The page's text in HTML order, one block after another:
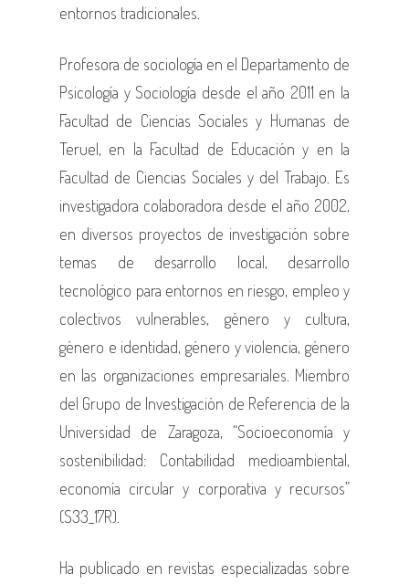
entornos tradicionales.
Profesora de sociología en el Departamento de
Psicología y Sociología desde el año 2011 en la
Facultad de Ciencias Sociales y Humanas de
Teruel, en la Facultad de Educación y en la
Facultad de Ciencias Sociales y del Trabajo. Es
investigadora colaboradora desde el año 2002,
en diversos proyectos de investigación sobre
temas de desarrollo local, desarrollo
tecnológico para entornos en riesgo, empleo y
colectivos vulnerables, género y cultura,
género e identidad, género y violencia, género
en las organizaciones empresariales. Miembro
del Grupo de Investigación de Referencia de la
Universidad de Zaragoza, “Socioeconomía y
sostenibilidad: Contabilidad medioambiental,
economía circular y corporativa y recursos”
(S33_17R).
Ha publicado en revistas especializadas sobre